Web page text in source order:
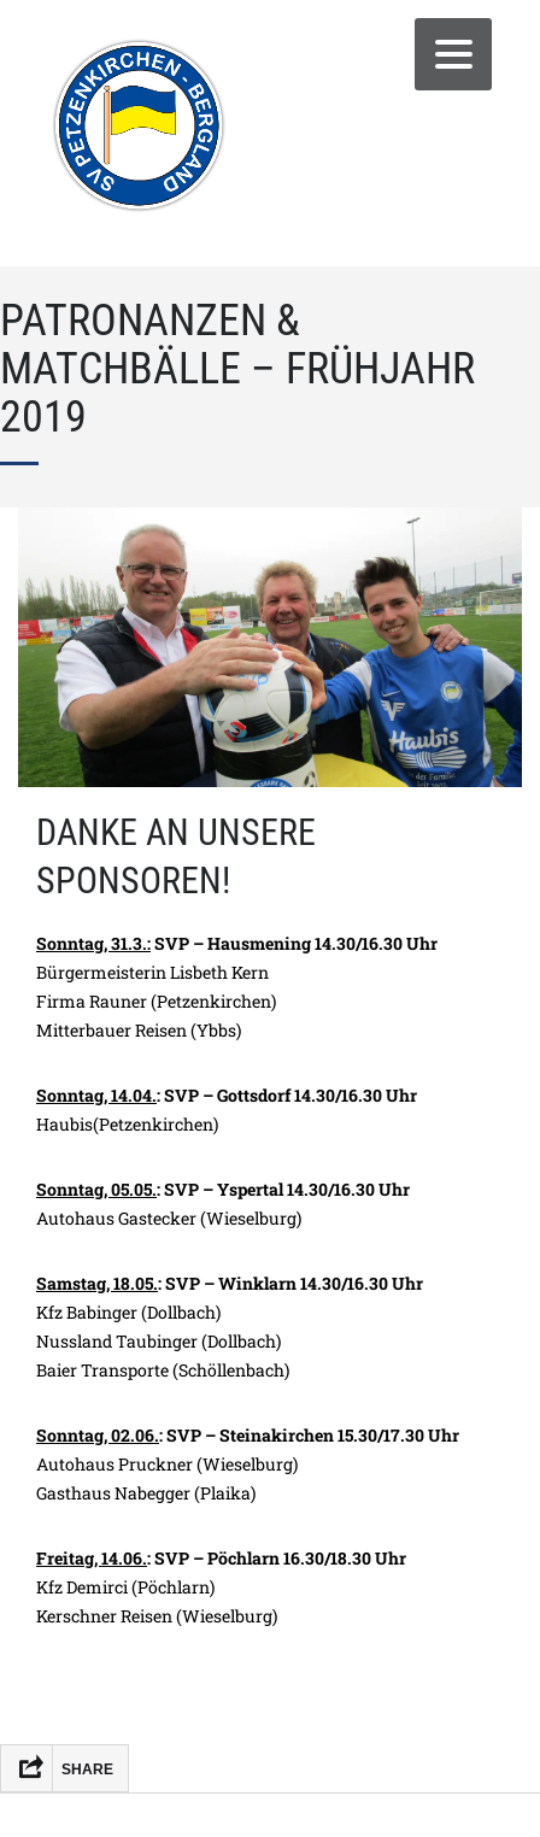
PATRONANZEN &
MATCHBÄLLE – FRÜHJAHR
2019
DANKE AN UNSERE
SPONSOREN!
Sonntag, 31.3.:SVP – Hausmening 14.30/16.30 Uhr
Bürgermeisterin Lisbeth Kern
Firma Rauner (Petzenkirchen)
Mitterbauer Reisen (Ybbs)
Sonntag, 14.04.: SVP – Gottsdorf 14.30/16.30 Uhr
Haubis(Petzenkirchen)
Sonntag, 05.05.: SVP – Yspertal 14.30/16.30 Uhr
Autohaus Gastecker (Wieselburg)
Samstag, 18.05.: SVP – Winklarn 14.30/16.30 Uhr
Kfz Babinger (Dollbach)
Nussland Taubinger (Dollbach)
Baier Transporte (Schöllenbach)
Sonntag, 02.06.: SVP – Steinakirchen 15.30/17.30 Uhr
Autohaus Pruckner (Wieselburg)
Gasthaus Nabegger (Plaika)
Freitag, 14.06.: SVP – Pöchlarn 16.30/18.30 Uhr
Kfz Demirci (Pöchlarn)
Kerschner Reisen (Wieselburg)
SHARE